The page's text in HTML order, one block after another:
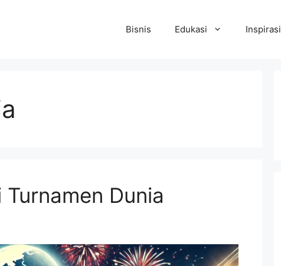
Bisnis Edukasi Inspirasi
Dunia